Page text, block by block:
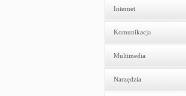
Internet
Komunikacja
Multimedia
Narzędzia